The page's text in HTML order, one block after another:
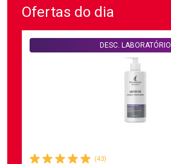
Ofertas do dia
(43)
DESC. LABORATÓRIO